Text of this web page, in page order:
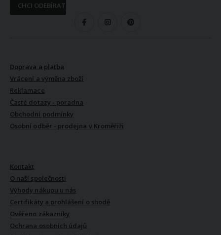
CHCI ODEBÍRAT
Doprava a platba
Vrácení a výměna zboží
Reklamace
Časté dotazy - poradna
Obchodní podmínky
Osobní odběr - prodejna v Kroměříži
Kontakt
O naší společnosti
Výhody nákupu u nás
Certifikáty a prohlášení o shodě
Ověřeno zákazníky
Ochrana osobních údajů